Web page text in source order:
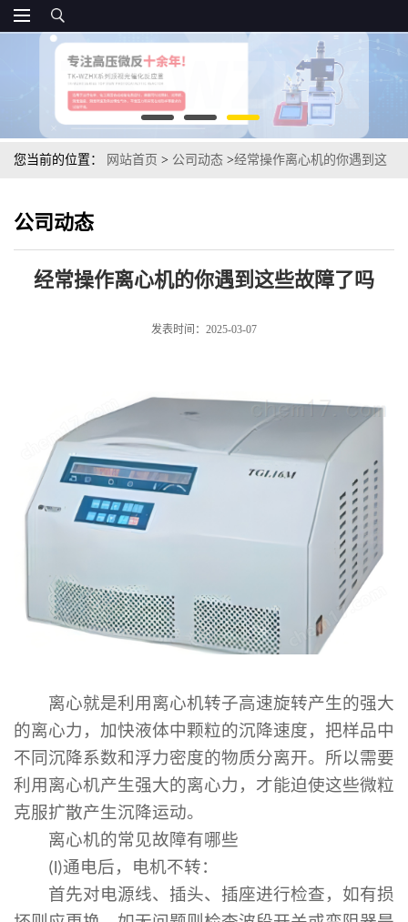
您当前的位置： 网站首页 > 公司动态 >经常操作离心机的你遇到这
公司动态
经常操作离心机的你遇到这些故障了吗
发表时间：2025-03-07
离心就是利用离心机转子高速旋转产生的强大
的离心力，加快液体中颗粒的沉降速度，把样品中
不同沉降系数和浮力密度的物质分离开。所以需要
利用离心机产生强大的离心力，才能迫使这些微粒
克服扩散产生沉降运动。
离心机的常见故障有哪些
(l)通电后，电机不转：
首先对电源线、插头、插座进行检查，如有损